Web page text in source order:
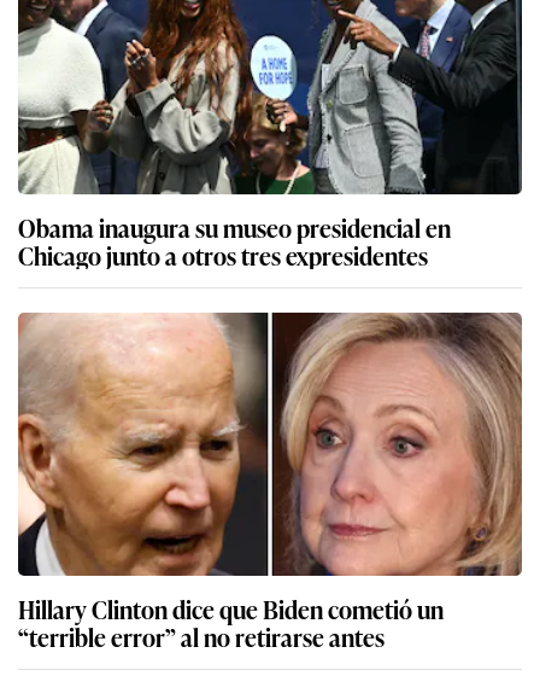
Obama inaugura su museo presidencial en
Chicago junto a otros tres expresidentes
Hillary Clinton dice que Biden cometió un
“terrible error” al no retirarse antes